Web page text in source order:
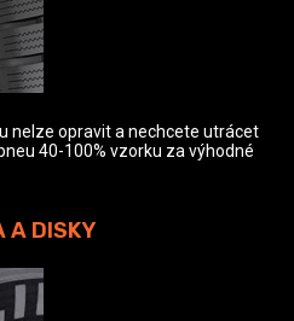
nelze opravit a nechcete utrácet
40-100% vzorku za výhodné
A DISKY